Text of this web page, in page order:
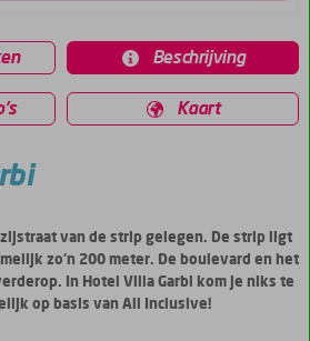
Beschrijving
Kaart
zijstraat van de strip gelegen. De strip ligt
zo'n 200 meter. De boulevard en het
In Hotel Villa Garbi kom je niks te
op basis van All Inclusive!